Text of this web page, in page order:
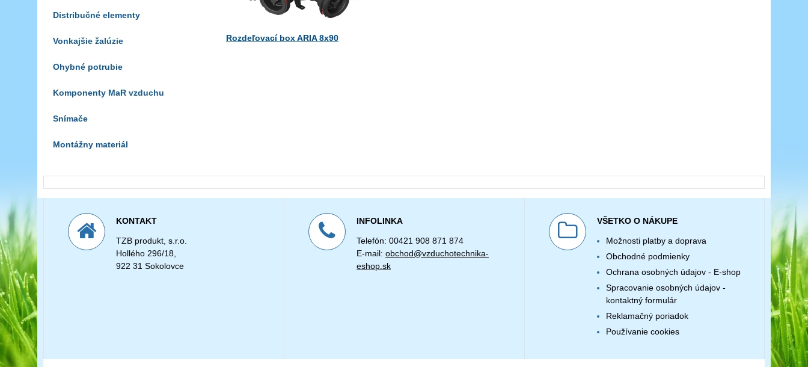
Rozdeľovací box ARIA 8x90
Distribučné elementy
Vonkajšie žalúzie
Ohybné potrubie
Komponenty MaR vzduchu
Snímače
Montážny materiál
KONTAKT
TZB produkt, s.r.o.
Hollého 296/18,
922 31 Sokolovce
INFOLINKA
Telefón: 00421 908 871 874
E-mail: obchod@vzduchotechnika-
eshop.sk
VŠETKO O NÁKUPE
Možnosti platby a doprava
Obchodné podmienky
Ochrana osobných údajov - E-shop
Spracovanie osobných údajov -
kontaktný formulár
Reklamačný poriadok
Používanie cookies